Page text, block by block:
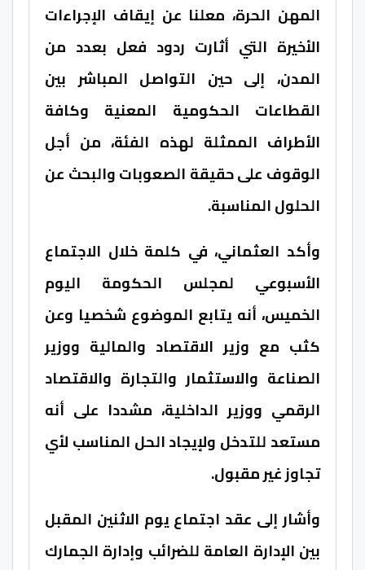
المهن الحرة، معلنا عن إيقاف الإجراءات
الأخيرة التي أثارت ردود فعل بعدد من
المدن، إلى حين التواصل المباشر بين
القطاعات الحكومية المعنية وكافة
الأطراف الممثلة لهذه الفئة، من أجل
الوقوف على حقيقة الصعوبات والبحث عن
الحلول المناسبة.
وأكد العثماني، في كلمة خلال الاجتماع
الأسبوعي لمجلس الحكومة اليوم
الخميس، أنه يتابع الموضوع شخصيا وعن
كثب مع وزير الاقتصاد والمالية ووزير
الصناعة والاستثمار والتجارة والاقتصاد
الرقمي ووزير الداخلية، مشددا على أنه
مستعد للتدخل ولإيجاد الحل المناسب لأي
تجاوز غير مقبول.
وأشار إلى عقد اجتماع يوم الاثنين المقبل
بين الإدارة العامة للضرائب وإدارة الجمارك